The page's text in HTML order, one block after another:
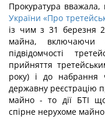
Прокуратура
України «Про
із чим з 31 березня
майна, включаючи
підвідомчості
прийняття
року) і до набрання
державну реєстрацію
майно - то дії БТІ
спірне нерухоме